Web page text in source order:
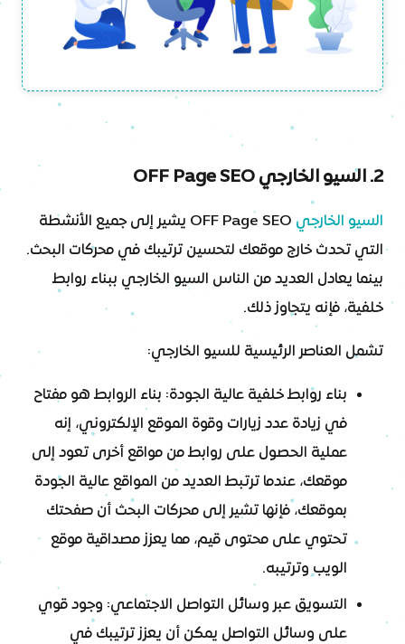
2. السيو الخارجي OFF Page SEO
السيو الخارجي
OFF Page SEO يشير إلى جميع الأنشطة
التي تحدث خارج موقعك لتحسين ترتيبك في محركات البحث.
بينما يعادل العديد من الناس السيو الخارجي ببناء روابط
خلفية، فإنه يتجاوز ذلك.
تشمل العناصر الرئيسية للسيو الخارجي:
بناء روابط خلفية عالية الجودة: بناء الروابط هو مفتاح
في زيادة عدد زيارات وقوة الموقع الإلكتروني، إنه
عملية الحصول على روابط من مواقع أخرى تعود إلى
موقعك، عندما ترتبط العديد من المواقع عالية الجودة
بموقعك، فإنها تشير إلى محركات البحث أن صفحتك
تحتوي على محتوى قيم، مما يعزز مصداقية موقع
الويب وترتيبه.
التسويق عبر وسائل التواصل الاجتماعي: وجود قوي
على وسائل التواصل يمكن أن يعزز ترتيبك في